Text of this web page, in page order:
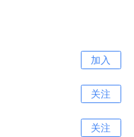
加入
关注
关注